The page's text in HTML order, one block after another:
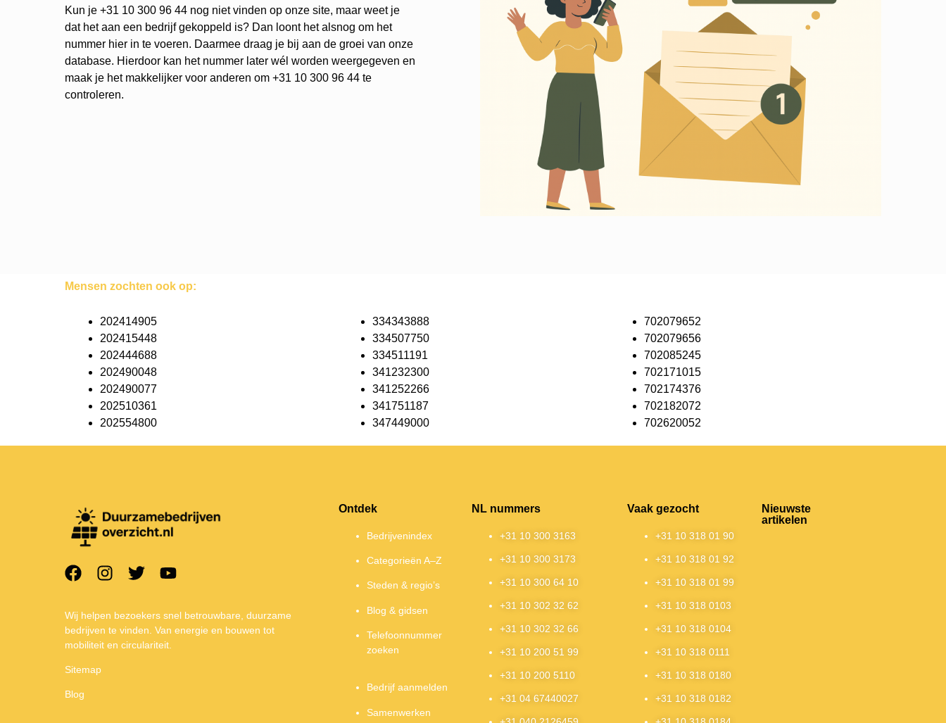
Kun je +31 10 300 96 44 nog niet vinden op onze site, maar weet je
dat het aan een bedrijf gekoppeld is? Dan loont het alsnog om het
nummer hier in te voeren. Daarmee draag je bij aan de groei van onze
database. Hierdoor kan het nummer later wél worden weergegeven en
maak je het makkelijker voor anderen om +31 10 300 96 44 te
controleren.
Mensen zochten ook op:
202414905
202415448
202444688
202490048
202490077
202510361
202554800
334343888
334507750
334511191
341232300
341252266
341751187
347449000
702079652
702079656
702085245
702171015
702174376
702182072
702620052
Wij helpen bezoekers snel betrouwbare, duurzame
bedrijven te vinden. Van energie en bouwen tot
mobiliteit en circulariteit.
Sitemap
Blog
Ontdek
Bedrijvenindex
Categorieën A–Z
Steden & regio’s
Blog & gidsen
Telefoonnummer
zoeken
Bedrijf aanmelden
Samenwerken
NL nummers
+31 10 300 3163
+31 10 300 3173
+31 10 300 64 10
+31 10 302 32 62
+31 10 302 32 66
+31 10 200 51 99
+31 10 200 5110
+31 04 67440027
Vaak gezocht
+31 10 318 01 90
+31 10 318 01 92
+31 10 318 01 99
+31 10 318 0103
+31 10 318 0104
+31 10 318 0111
+31 10 318 0180
+31 10 318 0182
Nieuwste
artikelen